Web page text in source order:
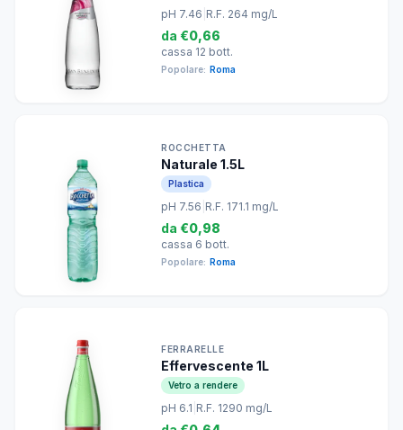
pH 7.46 R.F. 264 mg/L
da €0,66
cassa 12 bott.
Popolare: Roma
ROCCHETTA
Naturale 1.5L
Plastica
pH 7.56 R.F. 171.1 mg/L
da €0,98
cassa 6 bott.
Popolare: Roma
FERRARELLE
Effervescente 1L
Vetro a rendere
pH 6.1 R.F. 1290 mg/L